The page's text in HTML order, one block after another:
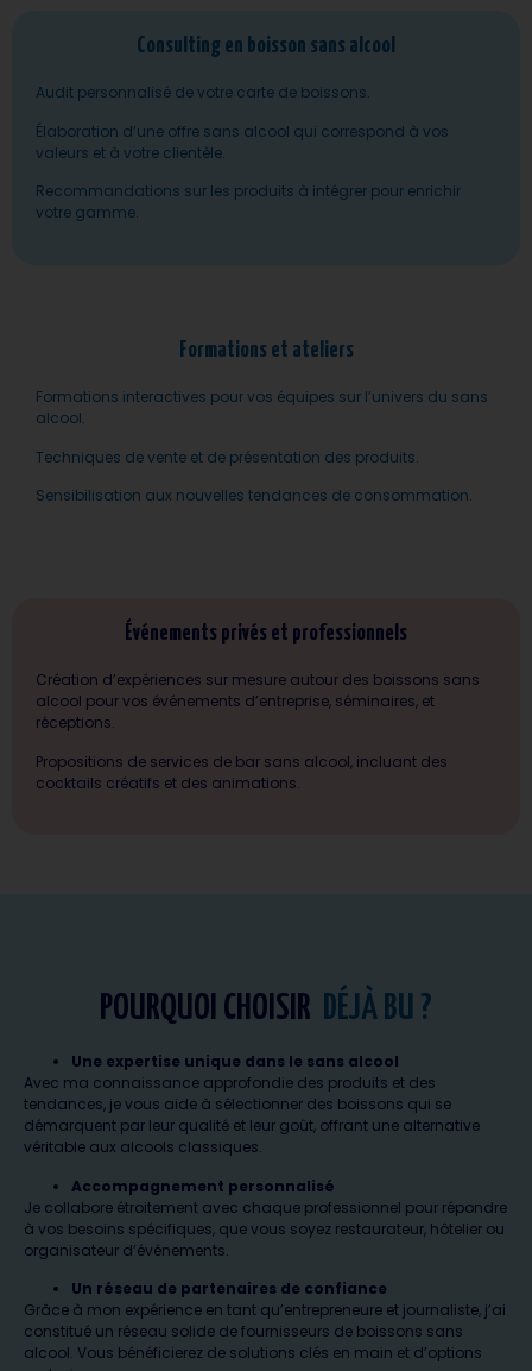
Consulting en boisson sans alcool
Audit personnalisé de votre carte de boissons.
Élaboration d’une offre sans alcool qui correspond à vos
valeurs et à votre clientèle.
Recommandations sur les produits à intégrer pour enrichir
votre gamme.
Formations et ateliers
Formations interactives pour vos équipes sur l’univers du sans
alcool.
Techniques de vente et de présentation des produits.
Sensibilisation aux nouvelles tendances de consommation.
Événements privés et professionnels
Création d’expériences sur mesure autour des boissons sans
alcool pour vos événements d’entreprise, séminaires, et
réceptions.
Propositions de services de bar sans alcool, incluant des
cocktails créatifs et des animations.
POURQUOI CHOISIR DÉJÀ BU ?
Une expertise unique dans le sans alcool
Avec ma connaissance approfondie des produits et des
tendances, je vous aide à sélectionner des boissons qui se
démarquent par leur qualité et leur goût, offrant une alternative
véritable aux alcools classiques.
Accompagnement personnalisé
Je collabore étroitement avec chaque professionnel pour répondre
à vos besoins spécifiques, que vous soyez restaurateur, hôtelier ou
organisateur d’événements.
Un réseau de partenaires de confiance
Grâce à mon expérience en tant qu’entrepreneure et journaliste, j’ai
constitué un réseau solide de fournisseurs de boissons sans
alcool. Vous bénéficierez de solutions clés en main et d’options